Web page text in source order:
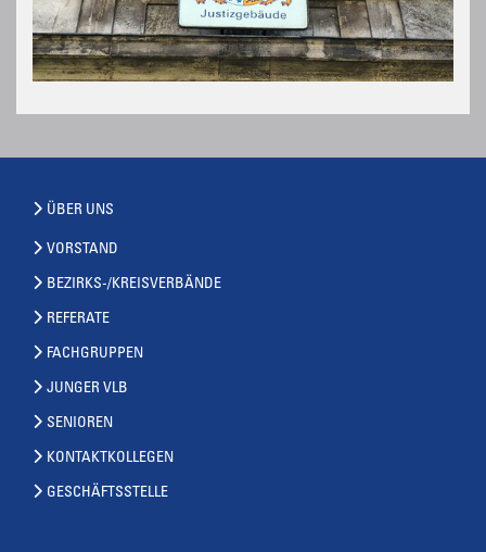
ÜBER UNS
VORSTAND
BEZIRKS-/KREISVERBÄNDE
REFERATE
FACHGRUPPEN
JUNGER VLB
SENIOREN
KONTAKTKOLLEGEN
GESCHÄFTSSTELLE